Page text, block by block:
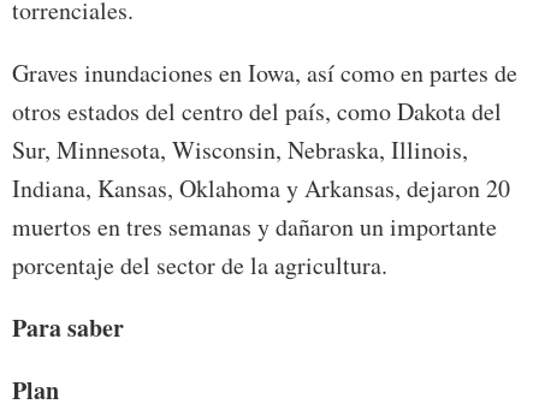
torrenciales.
Graves inundaciones en Iowa, así como en partes de
otros estados del centro del país, como Dakota del
Sur, Minnesota, Wisconsin, Nebraska, Illinois,
Indiana, Kansas, Oklahoma y Arkansas, dejaron 20
muertos en tres semanas y dañaron un importante
porcentaje del sector de la agricultura.
Para saber
Plan